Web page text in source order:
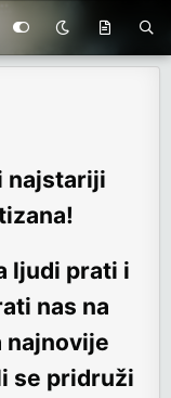
najstariji
ljudi prati i
nas na
najnovije
se pridruži